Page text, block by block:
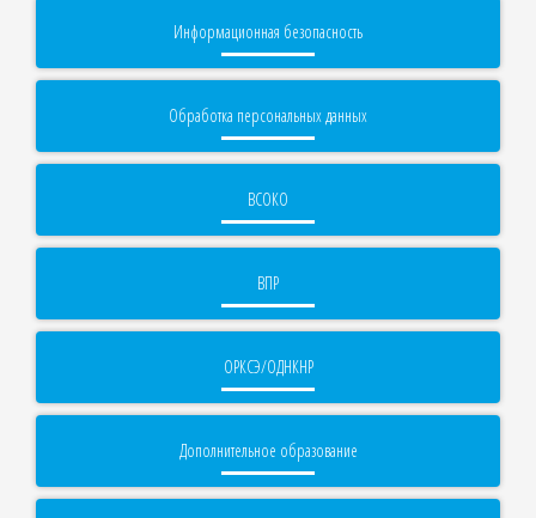
Информационная безопасность
Обработка персональных данных
ВСОКО
ВПР
ОРКСЭ/ОДНКНР
Дополнительное образование